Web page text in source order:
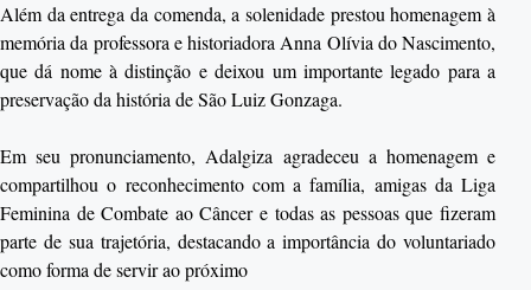
Além da entrega da comenda, a solenidade prestou homenagem à
memória da professora e historiadora Anna Olívia do Nascimento,
que dá nome à distinção e deixou um importante legado para a
preservação da história de São Luiz Gonzaga.
Em seu pronunciamento, Adalgiza agradeceu a homenagem e
compartilhou o reconhecimento com a família, amigas da Liga
Feminina de Combate ao Câncer e todas as pessoas que fizeram
parte de sua trajetória, destacando a importância do voluntariado
como forma de servir ao próximo